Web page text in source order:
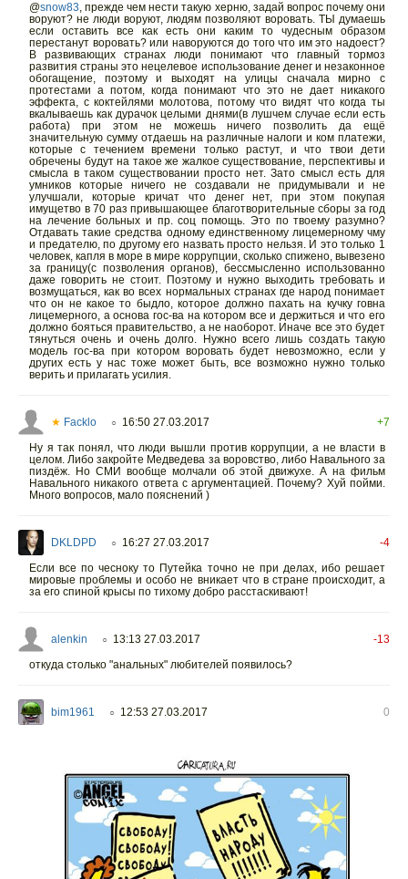
@snow83,прежде чем нести такую херню, задай вопрос почему они
воруют? не люди воруют, людям позволяют воровать. ТЫ думаешь
если оставить все как есть они каким то чудесным образом
перестанут воровать? или наворуются до того что им это надоест?
В развивающих странах люди понимают что главный тормоз
развития страны это нецелевое использование денег и незаконное
обогащение, поэтому и выходят на улицы сначала мирно с
протестами а потом, когда понимают что это не дает никакого
эффекта, с коктейлями молотова, потому что видят что когда ты
вкалываешь как дурачок целыми днями(в лушчем случае если есть
работа) при этом не можешь ничего позволить да ещё
значительную сумму отдаешь на различные налоги и ком платежи,
которые с течением времени только растут, и что твои дети
обречены будут на такое же жалкое существование, перспективы и
смысла в таком существовании просто нет. Зато смысл есть для
умников которые ничего не создавали не придумывали и не
улучшали, которые кричат что денег нет, при этом покупая
имущетво в 70 раз привышающее благотворительные сборы за год
на лечение больных и пр. соц помощь. Это по твоему разумно?
Отдавать такие средства одному единственному лицемерному чму
и предателю, по другому его назвать просто нельзя. И это только 1
человек, капля в море в мире коррупции, сколько спижено, вывезено
за границу(с позволения органов), бессмысленно использованно
даже говорить не стоит. Поэтому и нужно выходить требовать и
возмущаться, как во всех нормальных странах где народ понимает
что он не какое то быдло, которое должно пахать на кучку говна
лицемерного, а основа гос-ва на котором все и держиться и что его
должно бояться правительство, а не наоборот. Иначе все это будет
тянуться очень и очень долго. Нужно всего лишь создать такую
модель гос-ва при котором воровать будет невозможно, если у
других есть у нас тоже может быть, все возможно нужно только
верить и прилагать усилия.
★ Facklo ○ 16:50 27.03.2017
+7
Ну я так понял, что люди вышли против коррупции, а не власти в
целом. Либо закройте Медведева за воровство, либо Навального за
пиздёж. Но СМИ вообще молчали об этой движухе. А на фильм
Навального никакого ответа с аргументацией. Почему? Хуй пойми.
Много вопросов, мало пояснений )
DKLDPD ○ 16:27 27.03.2017
-4
Если все по чесноку то Путейка точно не при делах, ибо решает
мировые проблемы и особо не вникает что в стране происходит, а
за его спиной крысы по тихому добро расстаскивают!
alenkin ○ 13:13 27.03.2017
-13
откуда столько "анальных" любителей появилось?
bim1961 ○ 12:53 27.03.2017 0